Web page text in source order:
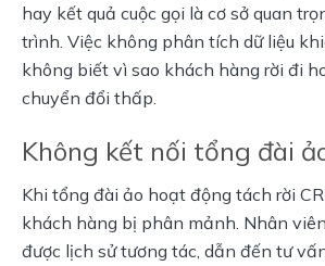
hay kết quả cuộc gọi là cơ sở quan
trình. Việc không phân tích dữ liệu
không biết vì sao khách hàng rời đi
chuyển đổi thấp.
Không kết nối tổng đài
Khi tổng đài ảo hoạt động tách rời
khách hàng bị phân mảnh. Nhân
được lịch sử tương tác, dẫn đến tư